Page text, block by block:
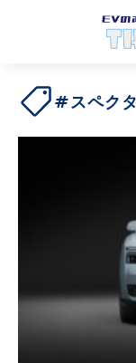
#スペク